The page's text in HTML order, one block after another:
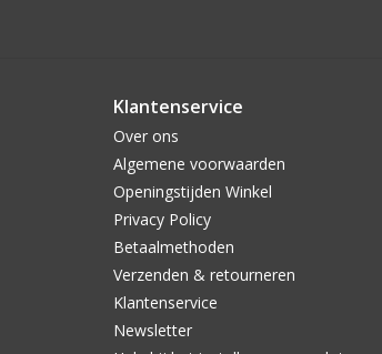
Klantenservice
Over ons
Algemene voorwaarden
Openingstijden Winkel
Privacy Policy
Betaalmethoden
Verzenden & retourneren
Klantenservice
Newsletter